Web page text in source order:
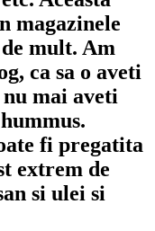
magazinele
mult. Am
ca sa o aveti
mai aveti
fi pregatita
extrem de
si ulei si